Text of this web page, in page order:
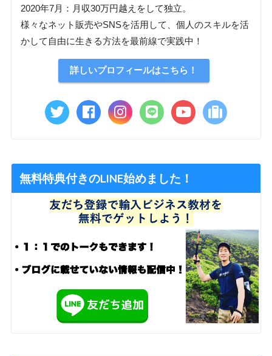
2020年7月：月収30万円越えをして独立。
様々なネット販売やSNSを活用して、個人のスキルを活
かして自由に生きる方法を最前線で実践中！
詳しいプロフィールはこちら！
無料特典付きのLINE始めました！